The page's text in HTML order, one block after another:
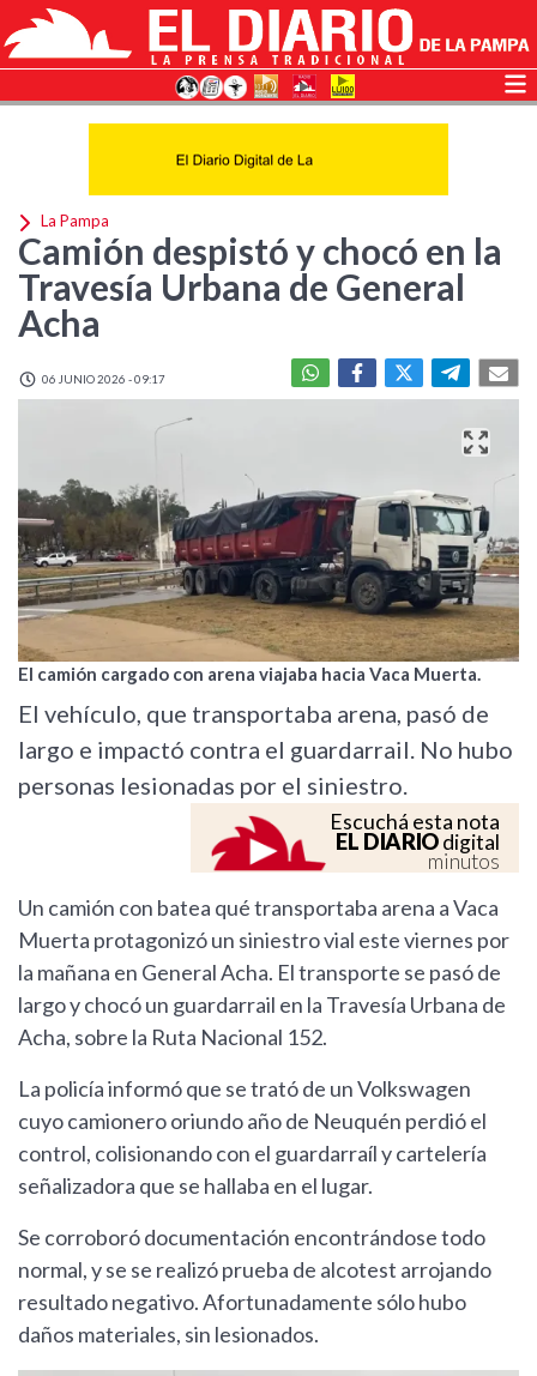
La Pampa
Camión despistó y chocó en la
Travesía Urbana de General
Acha
06 JUNIO 2026 - 09:17
El camión cargado con arena viajaba hacia Vaca Muerta.
El vehículo, que transportaba arena, pasó de
largo e impactó contra el guardarrail. No hubo
personas lesionadas por el siniestro.
Escuchá esta nota
EL DIARIOdigital
minutos
Un camión con batea qué transportaba arena a Vaca
Muerta protagonizó un siniestro vial este viernes por
la mañana en General Acha. El transporte se pasó de
largo y chocó un guardarrail en la Travesía Urbana de
Acha, sobre la Ruta Nacional 152.
La policía informó que se trató de un Volkswagen
cuyo camionero oriundo año de Neuquén perdió el
control, colisionando con el guardarraíl y cartelería
señalizadora que se hallaba en el lugar.
Se corroboró documentación encontrándose todo
normal, y se se realizó prueba de alcotest arrojando
resultado negativo. Afortunadamente sólo hubo
daños materiales, sin lesionados.